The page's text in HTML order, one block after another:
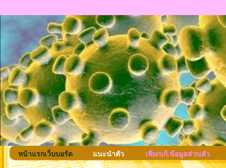
หน้าแรกเว็บบอร์ด แนะนำตัว เพิ่ม/แก้.ข้อมูลส่วนตัว